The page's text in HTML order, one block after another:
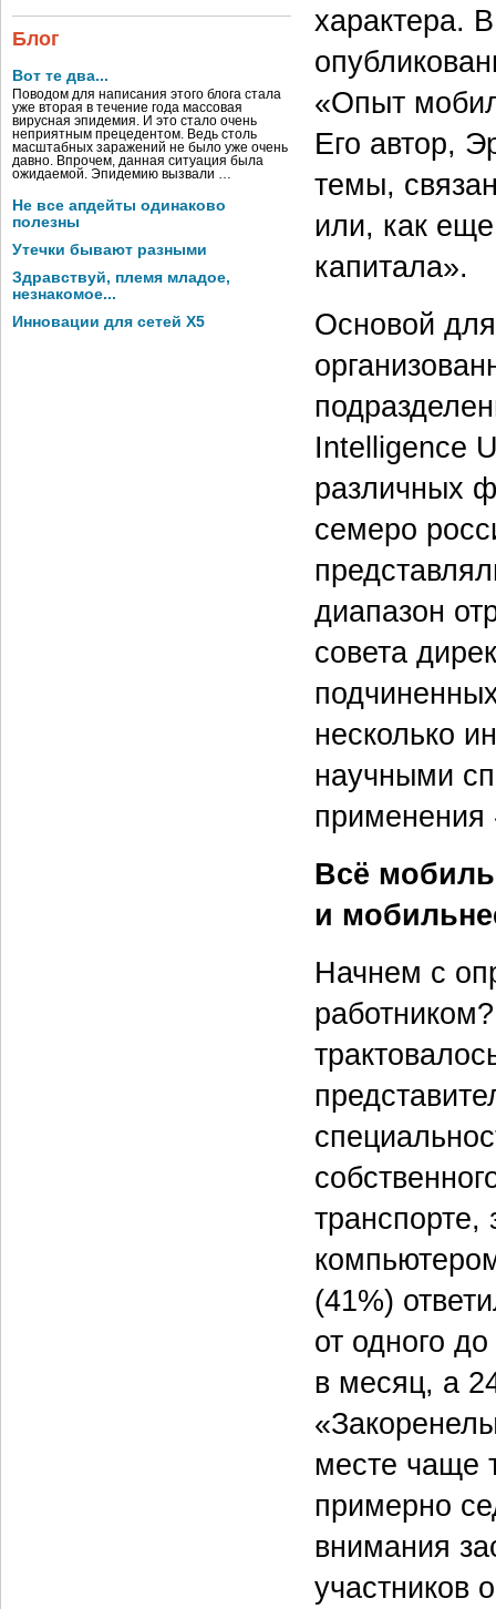
Блог
Вот те два...
Поводом для написания этого блога стала
уже вторая в течение года массовая
вирусная эпидемия. И это стало очень
неприятным прецедентом. Ведь столь
масштабных заражений не было уже очень
давно. Впрочем, данная ситуация была
ожидаемой. Эпидемию вызвали …
Не все апдейты одинаково
полезны
Утечки бывают разными
Здравствуй, племя младое,
незнакомое...
Инновации для сетей X5
характера.
«Опыт
Его автор,
темы,
или, как еще
капитала».
Основой
Intelligence
различных
семеро
диапазон
совета
несколько
научными
применения
Всё
и
Начнем с
(41%)
от одного
в месяц, а
месте чаще
примерно
внимания
участников